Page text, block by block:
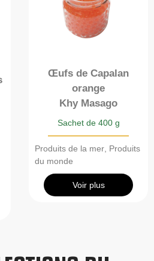
Œufs de Capalan
orange
Khy Masago
Sachet de 400 g
Produits de la mer Produits
du monde
Voir plus